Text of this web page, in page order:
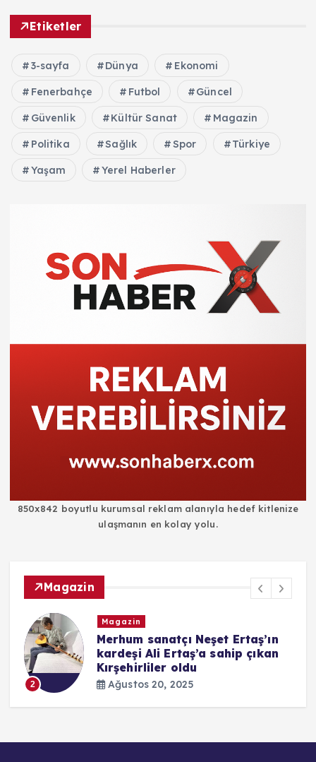
Etiketler
3-sayfa Dünya Ekonomi
Fenerbahçe Futbol Güncel
Güvenlik Kültür Sanat Magazin
Politika Sağlık Spor Türkiye
Yaşam Yerel Haberler
850x842 boyutlu kurumsal reklam alanıyla hedef kitlenize
ulaşmanın en kolay yolu.
Magazin
2
Magazin
Merhum sanatçı Neşet Ertaş’ın
kardeşi Ali Ertaş’a sahip çıkan
Kırşehirliler oldu
Ağustos 20, 2025